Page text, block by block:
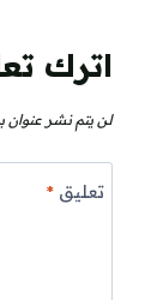
اترك
لن يتم نشر عنوان
تعليق*